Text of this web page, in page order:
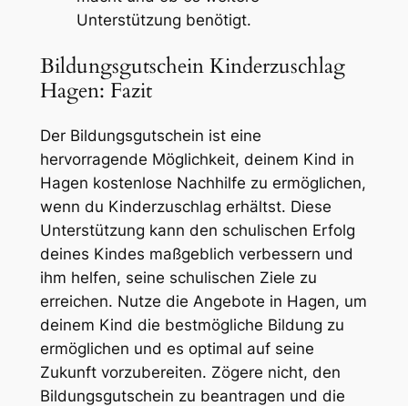
Unterstützung benötigt.
Bildungsgutschein Kinderzuschlag
Hagen: Fazit
Der Bildungsgutschein ist eine
hervorragende Möglichkeit, deinem Kind in
Hagen kostenlose Nachhilfe zu ermöglichen,
wenn du Kinderzuschlag erhältst. Diese
Unterstützung kann den schulischen Erfolg
deines Kindes maßgeblich verbessern und
ihm helfen, seine schulischen Ziele zu
erreichen. Nutze die Angebote in Hagen, um
deinem Kind die bestmögliche Bildung zu
ermöglichen und es optimal auf seine
Zukunft vorzubereiten. Zögere nicht, den
Bildungsgutschein zu beantragen und die